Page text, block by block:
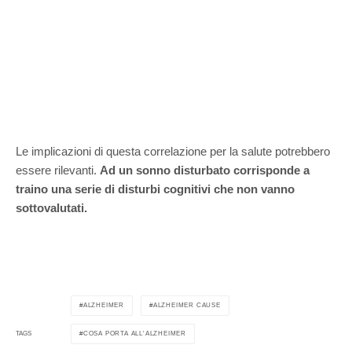
Le implicazioni di questa correlazione per la salute potrebbero
essere rilevanti. Ad un sonno disturbato corrisponde a
traino una serie di disturbi cognitivi che non vanno
sottovalutati.
TAGS
ALZHEIMER ALZHEIMER CAUSE
COSA PORTA ALL'ALZHEIMER